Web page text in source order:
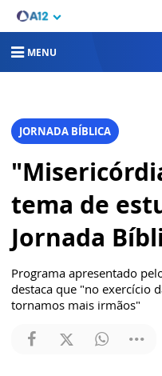
MENU
JORNADA BÍBLICA
tema de
Jornada
Programa apresentado
destaca que "no exercício
tornamos mais irmãos"